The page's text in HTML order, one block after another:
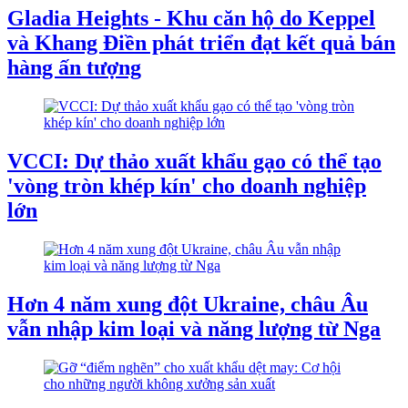
Gladia Heights - Khu căn hộ do Keppel
và Khang Điền phát triển đạt kết quả bán
hàng ấn tượng
VCCI: Dự thảo xuất khẩu gạo có thể tạo
'vòng tròn khép kín' cho doanh nghiệp
lớn
Hơn 4 năm xung đột Ukraine, châu Âu
vẫn nhập kim loại và năng lượng từ Nga